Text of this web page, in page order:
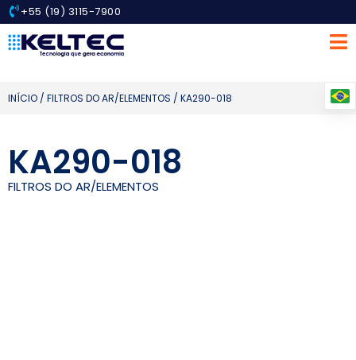
+55 (19) 3115-7900
INÍCIO / FILTROS DO AR/ELEMENTOS / KA290-018
KA290-018
FILTROS DO AR/ELEMENTOS